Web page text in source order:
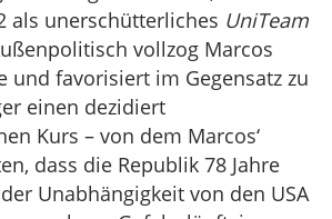
als unerschütterliches UniTeam
vollzog Marcos
und favorisiert im Gegensatz zu
einen dezidiert
Kurs – von dem Marcos‘
dass die Republik 78 Jahre
Unabhängigkeit von den USA